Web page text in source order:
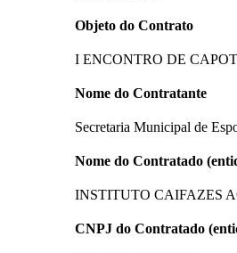
Objeto do Contrato
I ENCONTRO DE
Nome do Contratante
Secretaria Municipal de
Nome do Contratado
INSTITUTO CAIFAZES
CNPJ do Contratado